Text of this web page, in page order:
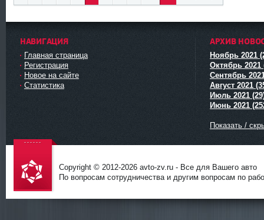
НАВИГАЦИЯ
Главная страница
Регистрация
Новое на сайте
Статистика
АРХИВ
Ноябрь 2021
Октябрь 2021
Сентябрь
Август 2021
Июль 2021
Июнь 2021
Показать /
avto-zv.ru
Copyright © 2012-2026 avto-zv.ru - Все для Вашего авто
По вопросам сотрудничества и другим вопросам по